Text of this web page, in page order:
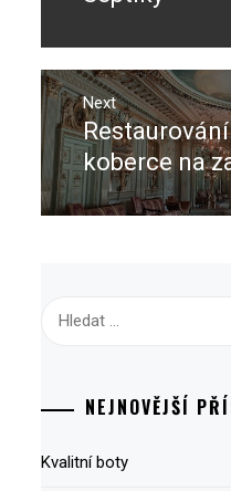
Next
Next
post:
koberce na
NEJNOVĚJŠÍ
Kvalitní boty